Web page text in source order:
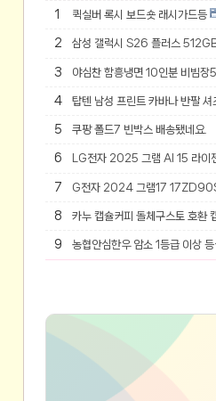
정치 토론
연애 게시판
베스트 유머
유머 게시판
1 퀵실버 록시 보드숏 래시가드등
2 삼성 갤럭시 S26 플러스
3 야심찬 함흥냉면 10인분 비빔
4 탑텐 남성 프린트 카바나 반팔
5 쿠팡 폴드7 빈박스 배송됐네요.
6 LG전자 2025 그램 AI 15 라
7 G전자 2024 그램17
8 카누 캡슐커피 돌체구스토 호환
9 농협안심한우 암소 1등급 이상